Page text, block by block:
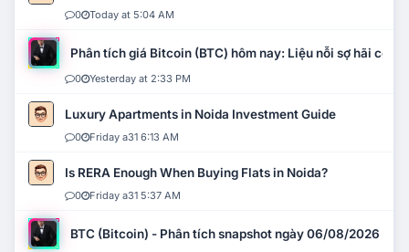
0 Today at 5:04 AM
Phân tích giá Bitcoin (BTC) hôm nay: Liệu nỗi sợ hãi có
0 Yesterday at 2:33 PM
Luxury Apartments in Noida Investment Guide
0 Friday a31 6:13 AM
Is RERA Enough When Buying Flats in Noida?
0 Friday a31 5:37 AM
BTC (Bitcoin) - Phân tích snapshot ngày 06/08/2026